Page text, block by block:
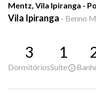
Mentz, Vila Ipiranga -
Vila Ipiranga - Benno
3
Dormitórios
1
Suíte